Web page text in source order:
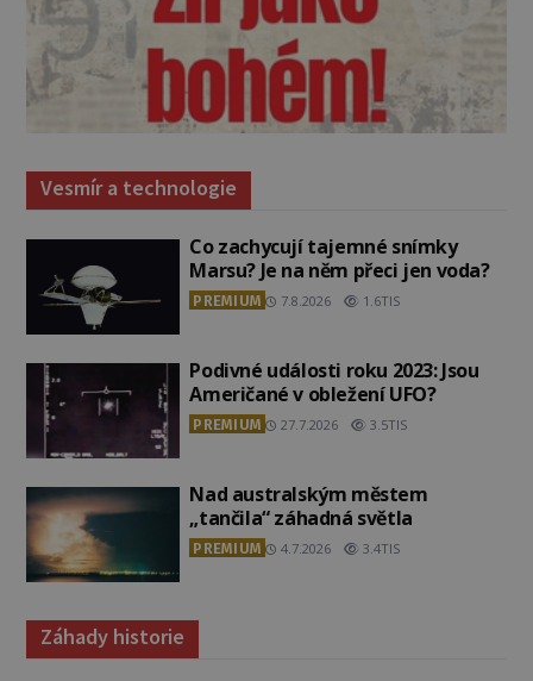
Vesmír a technologie
Co zachycují tajemné snímky
Marsu? Je na něm přeci jen voda?
PREMIUM 7.8.2026 1.6TIS
Podivné události roku 2023: Jsou
Američané v obležení UFO?
PREMIUM 27.7.2026 3.5TIS
Nad australským městem
„tančila“ záhadná světla
PREMIUM 4.7.2026 3.4TIS
Záhady historie